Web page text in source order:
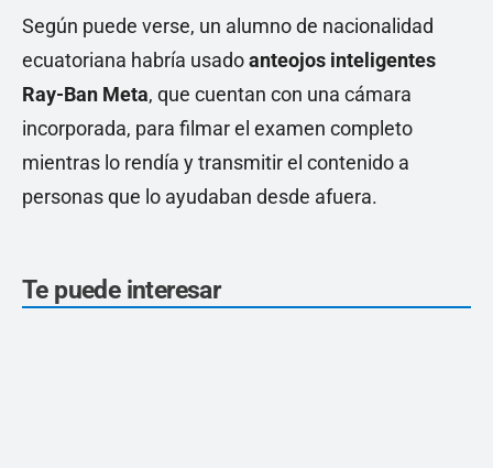
Según puede verse, un alumno de nacionalidad
ecuatoriana habría usadoanteojos inteligentes
Ray-Ban Meta, que cuentan con una cámara
incorporada, para filmar el examen completo
mientras lo rendía y transmitir el contenido a
personas que lo ayudaban desde afuera.
Te puede interesar